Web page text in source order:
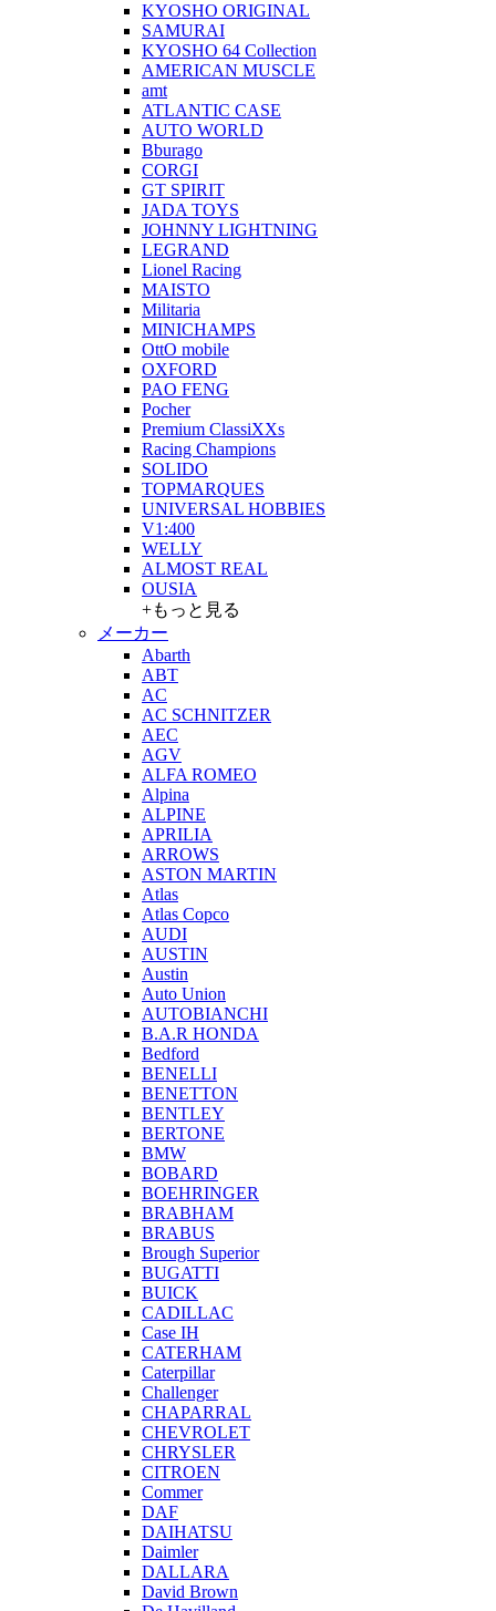
KYOSHO ORIGINAL
SAMURAI
KYOSHO 64 Collection
AMERICAN MUSCLE
amt
ATLANTIC CASE
AUTO WORLD
Bburago
CORGI
GT SPIRIT
JADA TOYS
JOHNNY LIGHTNING
LEGRAND
Lionel Racing
MAISTO
Militaria
MINICHAMPS
OttO mobile
OXFORD
PAO FENG
Pocher
Premium ClassiXXs
Racing Champions
SOLIDO
TOPMARQUES
UNIVERSAL HOBBIES
V1:400
WELLY
ALMOST REAL
OUSIA
+もっと見る
メーカー
Abarth
ABT
AC
AC SCHNITZER
AEC
AGV
ALFA ROMEO
Alpina
ALPINE
APRILIA
ARROWS
ASTON MARTIN
Atlas
Atlas Copco
AUDI
AUSTIN
Austin
Auto Union
AUTOBIANCHI
B.A.R HONDA
Bedford
BENELLI
BENETTON
BENTLEY
BERTONE
BMW
BOBARD
BOEHRINGER
BRABHAM
BRABUS
Brough Superior
BUGATTI
BUICK
CADILLAC
Case IH
CATERHAM
Caterpillar
Challenger
CHAPARRAL
CHEVROLET
CHRYSLER
CITROEN
Commer
DAF
DAIHATSU
Daimler
DALLARA
David Brown